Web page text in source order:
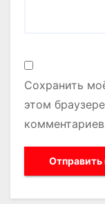
Сохранить
этом